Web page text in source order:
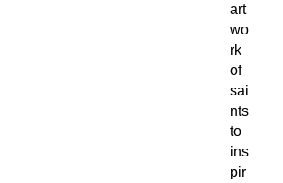
art
wo
rk
of
sai
nts
to
ins
pir